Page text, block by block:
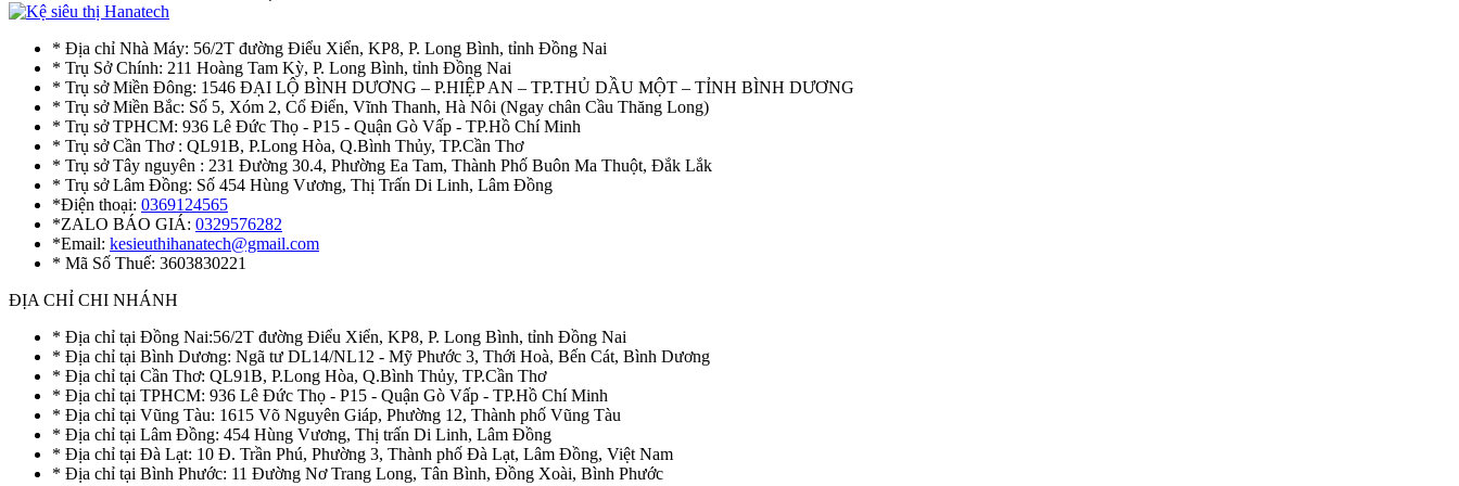
* Địa chỉ Nhà Máy: 56/2T đường Điểu Xiển, KP8, P. Long Bình, tỉnh Đồng Nai
* Trụ Sở Chính: 211 Hoàng Tam Kỳ, P. Long Bình, tỉnh Đồng Nai
* Trụ sở Miền Đông: 1546 ĐẠI LỘ BÌNH DƯƠNG – P.HIỆP AN – TP.THỦ DẦU MỘT – TỈNH BÌNH DƯƠNG
* Trụ sở Miền Bắc: Số 5, Xóm 2, Cổ Điển, Vĩnh Thanh, Hà Nôi (Ngay chân Cầu Thăng Long)
* Trụ sở TPHCM: 936 Lê Đức Thọ - P15 - Quận Gò Vấp - TP.Hồ Chí Minh
* Trụ sở Cần Thơ : QL91B, P.Long Hòa, Q.Bình Thủy, TP.Cần Thơ
* Trụ sở Tây nguyên : 231 Đường 30.4, Phường Ea Tam, Thành Phố Buôn Ma Thuột, Đắk Lắk
* Trụ sở Lâm Đồng: Số 454 Hùng Vương, Thị Trấn Di Linh, Lâm Đồng
*Điện thoại: 0369124565
*ZALO BÁO GIÁ: 0329576282
*Email: kesieuthihanatech@gmail.com
* Mã Số Thuế: 3603830221
ĐỊA CHỈ CHI NHÁNH
* Địa chỉ tại Đồng Nai:56/2T đường Điểu Xiển, KP8, P. Long Bình, tỉnh Đồng Nai
* Địa chỉ tại Bình Dương: Ngã tư DL14/NL12 - Mỹ Phước 3, Thới Hoà, Bến Cát, Bình Dương
* Địa chỉ tại Cần Thơ: QL91B, P.Long Hòa, Q.Bình Thủy, TP.Cần Thơ
* Địa chỉ tại TPHCM: 936 Lê Đức Thọ - P15 - Quận Gò Vấp - TP.Hồ Chí Minh
* Địa chỉ tại Vũng Tàu: 1615 Võ Nguyên Giáp, Phường 12, Thành phố Vũng Tàu
* Địa chỉ tại Lâm Đồng: 454 Hùng Vương, Thị trấn Di Linh, Lâm Đồng
* Địa chỉ tại Đà Lạt: 10 Đ. Trần Phú, Phường 3, Thành phố Đà Lạt, Lâm Đồng, Việt Nam
* Địa chỉ tại Bình Phước: 11 Đường Nơ Trang Long, Tân Bình, Đồng Xoài, Bình Phước